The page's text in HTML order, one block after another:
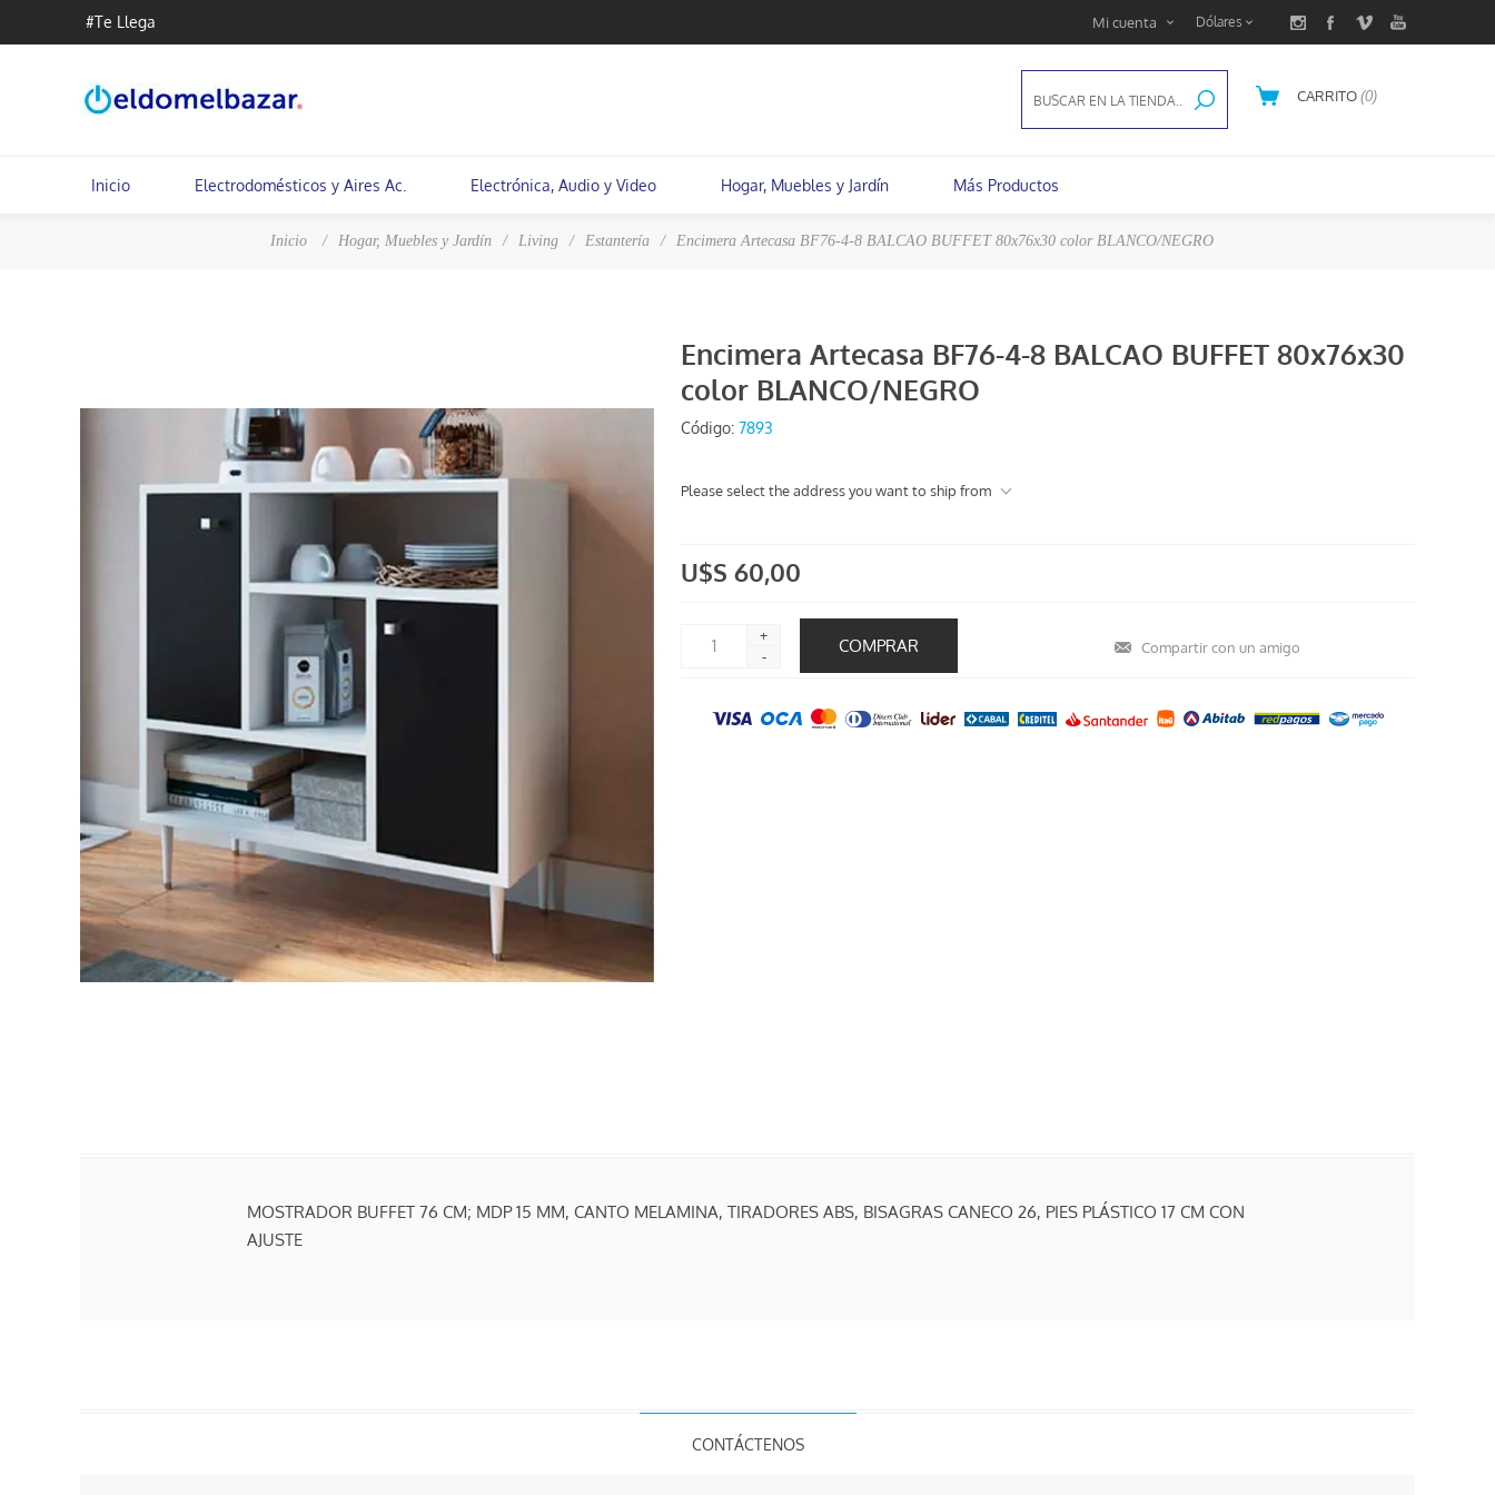
#Te Llega Mi cuenta
CARRITO (0)
Inicio Electrodomésticos y Aires Ac. Electrónica, Audio y Video Hogar, Muebles y Jardín Más Productos
Inicio / Hogar, Muebles y Jardín / Living / Estantería / Encimera Artecasa BF76-4-8 BALCAO BUFFET 80x76x30 color BLANCO/NEGRO
Encimera Artecasa BF76-4-8 BALCAO BUFFET 80x76x30
color BLANCO/NEGRO
Código: 7893
Please select the address you want to ship from
U$S 60,00
+
-
MOSTRADOR BUFFET 76 CM; MDP 15 MM, CANTO MELAMINA, TIRADORES ABS, BISAGRAS CANECO 26, PIES PLÁSTICO 17 CM CON
AJUSTE
CONTÁCTENOS